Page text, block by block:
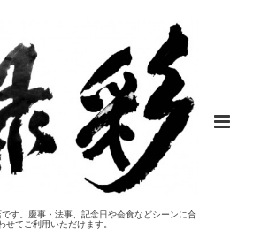
す。慶事・法事、記念日や会食などシーンに合
せてご利用いただけます。